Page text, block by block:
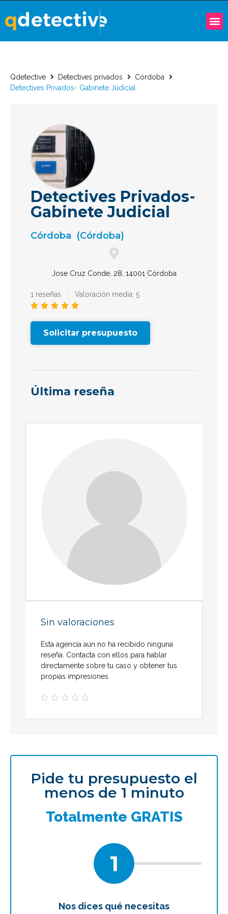
Qdetective Detectives privados
Córdoba
Detectives Privados- Gabinete Judicial
Detectives Privados-
Gabinete Judicial
Córdoba (Córdoba)
Jose Cruz Conde, 28, 14001 Córdoba
1 reseñas Valoración media: 5
    
Solicitar presupuesto
Última reseña
Sin valoraciones
Esta agencia aún no ha recibido ninguna
reseña. Contacta con ellos para hablar
directamente sobre tu caso y obtener tus
propias impresiones.
    
Pide tu presupuesto el
menos de 1 minuto
Totalmente GRATIS
1
Nos dices qué necesitas